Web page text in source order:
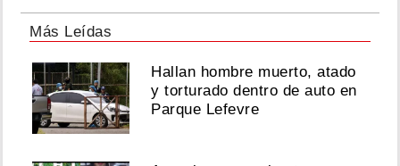
cama
y
los
platos
Agosto
2026
Más Leídas
Hallan hombre muerto, atado
y torturado dentro de auto en
Parque Lefevre